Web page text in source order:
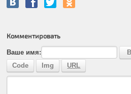
Комментировать
Ваше имя: